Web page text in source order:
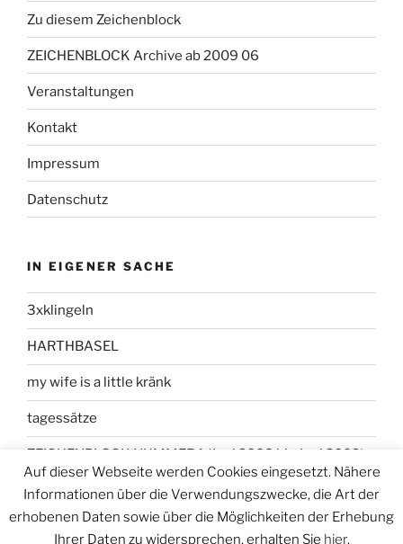
Zu diesem Zeichenblock
ZEICHENBLOCK Archive ab 2009 06
Veranstaltungen
Kontakt
Impressum
Datenschutz
IN EIGENER SACHE
3xklingeln
HARTHBASEL
my wife is a little kränk
tagessätze
ZEICHENBLOCK NUMMER 1 (Juni 2008 bis Juni 2009)
Auf dieser Webseite werden Cookies eingesetzt. Nähere
Informationen über die Verwendungszwecke, die Art der
erhobenen Daten sowie über die Möglichkeiten der Erhebung
Ihrer Daten zu widersprechen, erhalten Sie hier.